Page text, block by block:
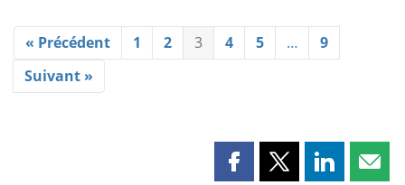
« Précédent 1 2 3 4 5 …
9
Suivant »
PartagerPartagerPartager